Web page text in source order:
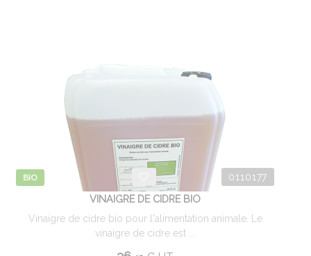
BIO 0110177
VINAIGRE DE CIDRE BIO
Vinaigre de cidre bio pour l'alimentation animale. Le
vinaigre de cidre est ...